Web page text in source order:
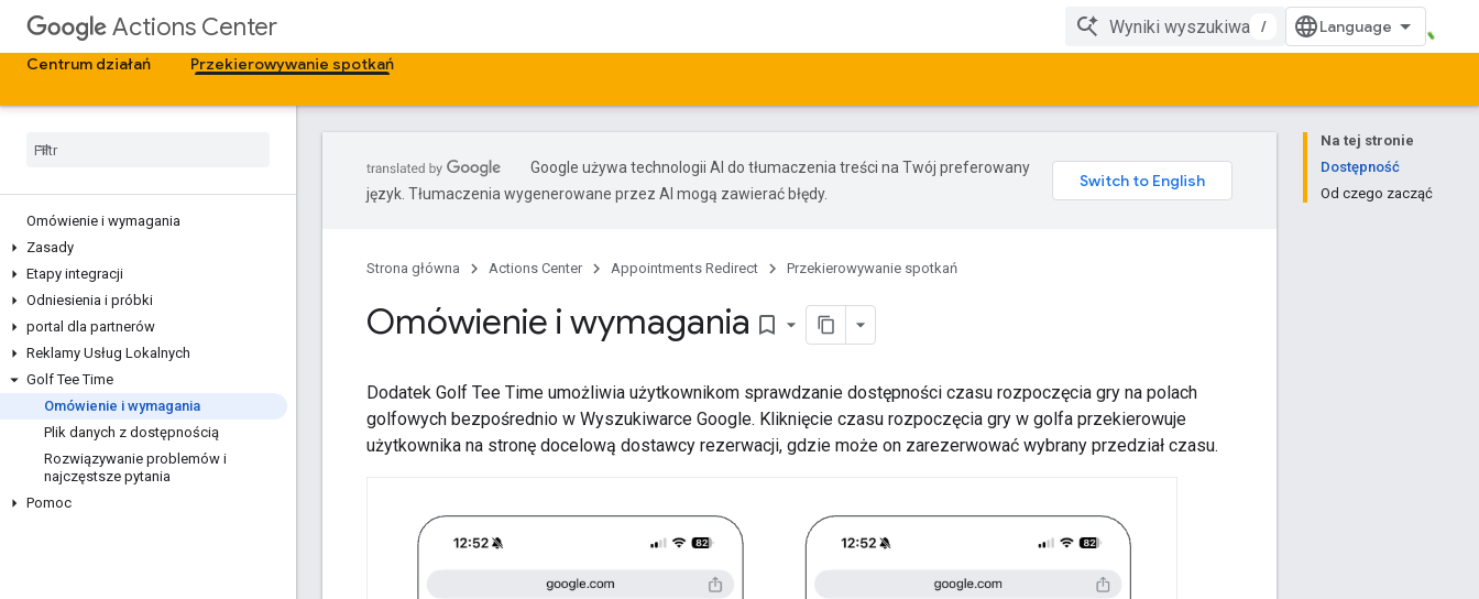
Actions Center
/
Centrum działań
Przekierowywanie spotkań
Omówienie i wymagania
Zasady
Etapy integracji
Odniesienia i próbki
portal dla partnerów
Reklamy Usług Lokalnych
Golf Tee Time
Omówienie i wymagania
Plik danych z dostępnością
Rozwiązywanie problemów i
najczęstsze pytania
Pomoc
Na tej stronie
Dostępność
Od czego zacząć
Google używa technologii AI do tłumaczenia treści na Twój preferowany
język. Tłumaczenia wygenerowane przez AI mogą zawierać błędy.
Strona główna Actions Center Appointments Redirect Przekierowywanie spotkań
Omówienie i wymagania bookmark_border
Dodatek Golf Tee Time umożliwia użytkownikom sprawdzanie dostępności czasu rozpoczęcia gry na polach
golfowych bezpośrednio w Wyszukiwarce Google. Kliknięcie czasu rozpoczęcia gry w golfa przekierowuje
użytkownika na stronę docelową dostawcy rezerwacji, gdzie może on zarezerwować wybrany przedział czasu.